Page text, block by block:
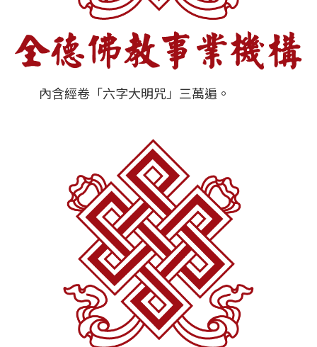
內含經卷「六字大明咒」三萬遍。